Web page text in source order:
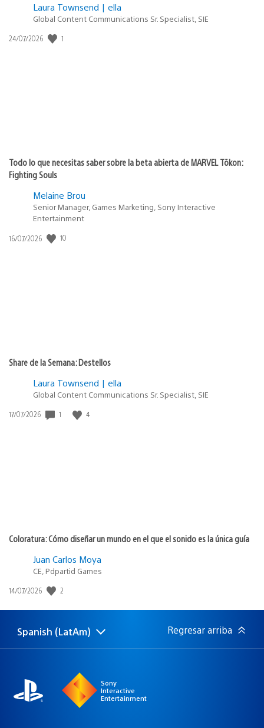
Laura Townsend | ella
Global Content Communications Sr. Specialist, SIE
Fecha
24/07/2026 1
Todo lo que necesitas saber sobre la beta abierta de MARVEL Tōkon:
Fighting Souls
Melaine Brou
Senior Manager, Games Marketing, Sony Interactive
Entertainment
Fecha
16/07/2026 10
Share de la Semana: Destellos
Laura Townsend | ella
Global Content Communications Sr. Specialist, SIE
Fecha
17/07/2026 1 4
Coloratura: Cómo diseñar un mundo en el que el sonido es la única guía
Juan Carlos Moya
CE, Pdpartid Games
Fecha
publicación:
14/07/2026 2
Elige
una
Región
actual:
Spanish (LatAm) Regresar arriba
Sony
Interactive
Entertainment